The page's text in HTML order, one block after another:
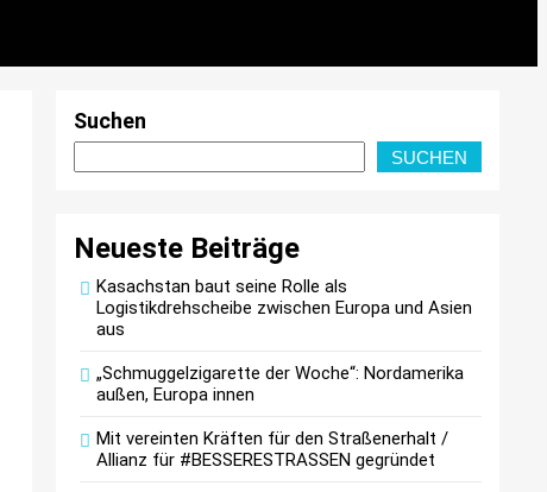
Suchen
SUCHEN
Neueste Beiträge
Kasachstan baut seine Rolle als
Logistikdrehscheibe zwischen Europa und Asien
aus
„Schmuggelzigarette der Woche“: Nordamerika
außen, Europa innen
Mit vereinten Kräften für den Straßenerhalt /
Allianz für #BESSERESTRASSEN gegründet